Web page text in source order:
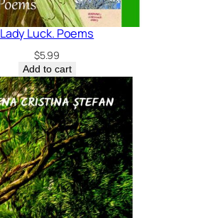
Lady Luck. Poems
$5.99
Add to cart